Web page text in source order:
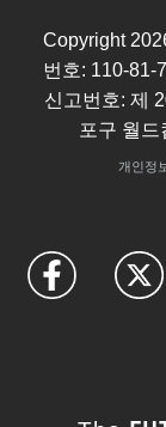
Copyright
번호: 110-81-
신고번호: 제
포구 월
개인정